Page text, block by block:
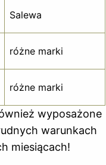
Salewa
różne marki
różne marki
wyposażone
warunkach
miesiącach!